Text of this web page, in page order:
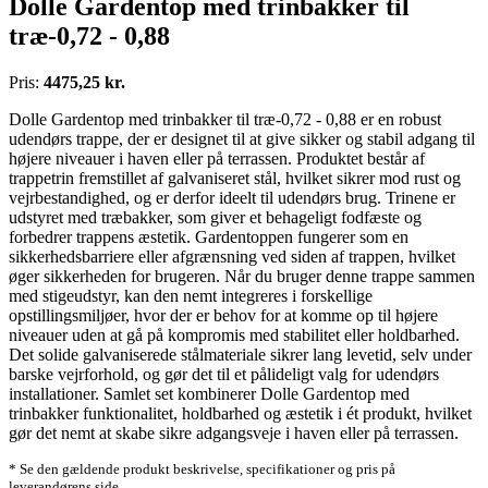
Dolle Gardentop med trinbakker til
træ-0,72 - 0,88
Pris: 4475,25 kr.
Dolle Gardentop med trinbakker til træ-0,72 - 0,88 er en robust
udendørs trappe, der er designet til at give sikker og stabil adgang til
højere niveauer i haven eller på terrassen. Produktet består af
trappetrin fremstillet af galvaniseret stål, hvilket sikrer mod rust og
vejrbestandighed, og er derfor ideelt til udendørs brug. Trinene er
udstyret med træbakker, som giver et behageligt fodfæste og
forbedrer trappens æstetik. Gardentoppen fungerer som en
sikkerhedsbarriere eller afgrænsning ved siden af trappen, hvilket
øger sikkerheden for brugeren. Når du bruger denne trappe sammen
med stigeudstyr, kan den nemt integreres i forskellige
opstillingsmiljøer, hvor der er behov for at komme op til højere
niveauer uden at gå på kompromis med stabilitet eller holdbarhed.
Det solide galvaniserede stålmateriale sikrer lang levetid, selv under
barske vejrforhold, og gør det til et pålideligt valg for udendørs
installationer. Samlet set kombinerer Dolle Gardentop med
trinbakker funktionalitet, holdbarhed og æstetik i ét produkt, hvilket
gør det nemt at skabe sikre adgangsveje i haven eller på terrassen.
* Se den gældende produkt beskrivelse, specifikationer og pris på